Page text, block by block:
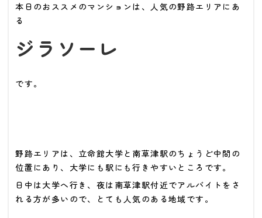
本日のおススメのマンションは、人気の野路エリアにあ
る
ジラソーレ
です。
野路エリアは、立命館大学と南草津駅のちょうど中間の
位置にあり、大学にも駅にも行きやすいところです。
日中は大学へ行き、夜は南草津駅付近でアルバイトをさ
れる方が多いので、とても人気のある地域です。